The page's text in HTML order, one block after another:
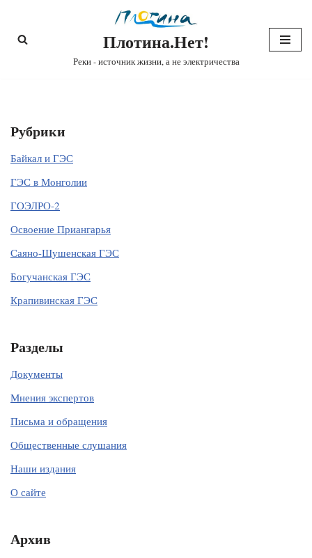
Перейти
Плотина.Нет!
Реки - источник жизни, а не электричества
Рубрики
Байкал и ГЭС
ГЭС в Монголии
ГОЭЛРО-2
Освоение Приангарья
Саяно-Шушенская ГЭС
Богучанская ГЭС
Крапивинская ГЭС
Разделы
Документы
Мнения экспертов
Письма и обращения
Общественные слушания
Наши издания
О сайте
Архив